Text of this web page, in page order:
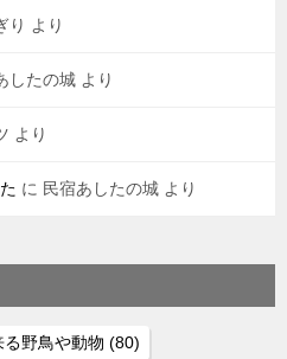
り より
したの城 より
より
に 民宿あしたの城 より
る野鳥や動物 (80)